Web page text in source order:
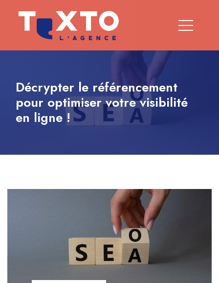
Décrypter le référencement
pour optimiser votre visibilité
en ligne !